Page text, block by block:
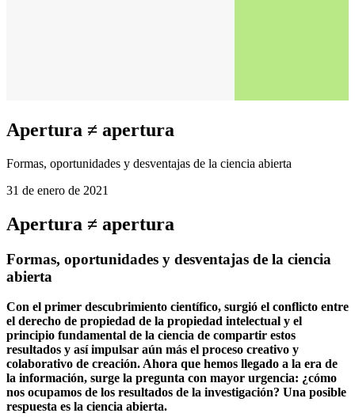
Apertura ≠ apertura
Formas, oportunidades y desventajas de la ciencia
abierta
Con el primer descubrimiento científico, surgió el conflicto entre
el derecho de propiedad de la propiedad intelectual y el
principio fundamental de la ciencia de compartir estos
resultados y así impulsar aún más el proceso creativo y